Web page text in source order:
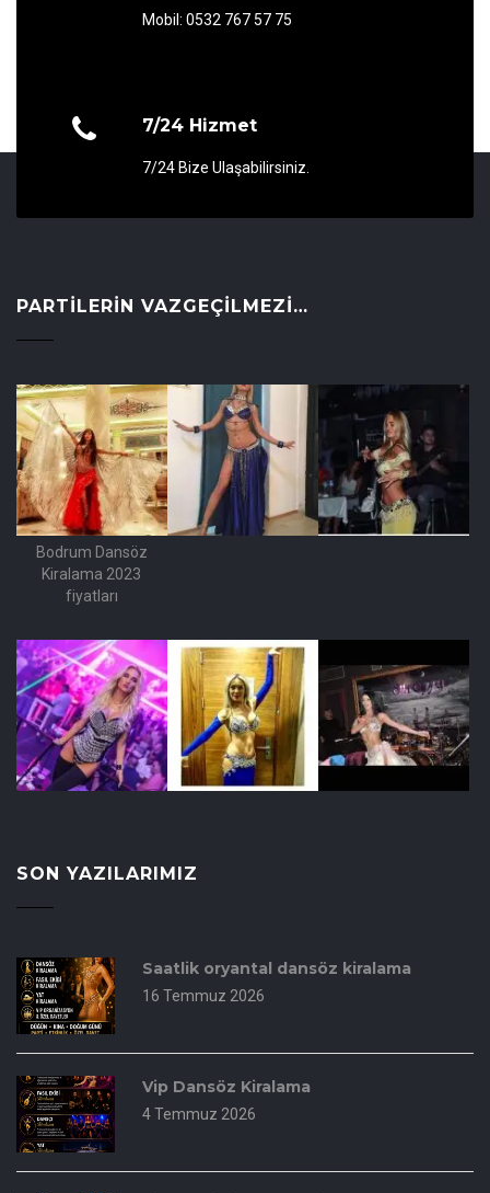
Mobil: 0532 767 57 75
7/24 Hizmet
7/24 Bize Ulaşabilirsiniz.
PARTILERIN VAZGEÇILMEZI…
Bodrum Dansöz
Kiralama 2023
fiyatları
SON YAZILARIMIZ
Saatlik oryantal dansöz kiralama
16 Temmuz 2026
Vip Dansöz Kiralama
4 Temmuz 2026